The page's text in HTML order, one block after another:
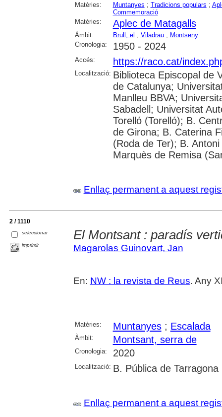
Matèries: Muntanyes ; Tradicions populars ;
Commemoració
Matèries:
Aplec de Matagalls
Àmbit: Brull, el ; Viladrau; Montseny
Cronologia:
1950 - 2024
Accés: https://raco.cat/
Localització: Biblioteca Episcopal de
de Catalunya;
Manlleu BBVA;
Sabadell; Universitat
Torelló (Torelló); B.
de Girona; B. Caterina
(Roda de Ter); B.
Marquès de Remisa
Enllaç permanent a aquest
2 / 1110
seleccionar
imprimir
El Montsant : paradís
Magarolas Guinovart, Jan
En: NW : la revista de Reus. Any
Matèries: Muntanyes; Escalada
Àmbit: Montsant, serra de
Cronologia: 2020
Localització: B. Pública de Tarragona
Enllaç permanent a aquest